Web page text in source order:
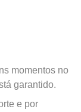
momentos no
garantido.
e por